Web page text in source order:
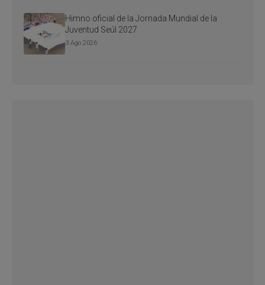
Himno oficial de la Jornada Mundial de la
Juventud Seúl 2027
3 Ago 2026